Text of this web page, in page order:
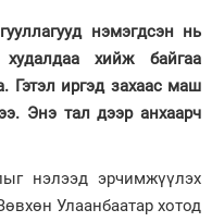
нэмэгдсэн нь
хийж байгаа
Гэтэл иргэд захаас маш
Энэ тал дээр анхаарч
нэлээд эрчимжүүлэх
Улаанбаатар хотод